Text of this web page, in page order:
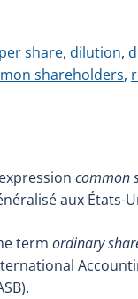
share, dilution,
shareholders,
common
aux États-
term ordinary